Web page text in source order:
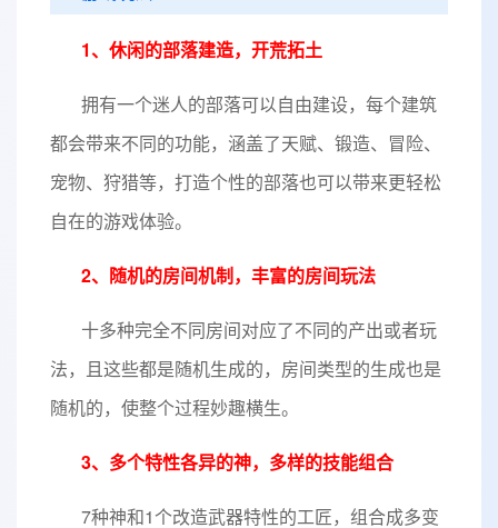
1、休闲的部落建造，开荒拓土
拥有一个迷人的部落可以自由建设，每个建筑
都会带来不同的功能，涵盖了天赋、锻造、冒险、
宠物、狩猎等，打造个性的部落也可以带来更轻松
自在的游戏体验。
2、随机的房间机制，丰富的房间玩法
十多种完全不同房间对应了不同的产出或者玩
法，且这些都是随机生成的，房间类型的生成也是
随机的，使整个过程妙趣横生。
3、多个特性各异的神，多样的技能组合
7种神和1个改造武器特性的工匠，组合成多变